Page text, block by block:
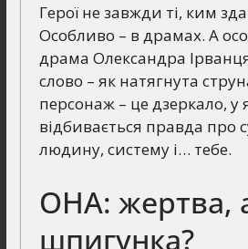
Герої не завжди ті, ким
Особливо – в драмах. А
драма Олександра
слово – як натягнута
персонаж – це дзеркало, у
відбивається правда про
людину, систему і… тебе.
ОНА: жертва,
шпигунка?